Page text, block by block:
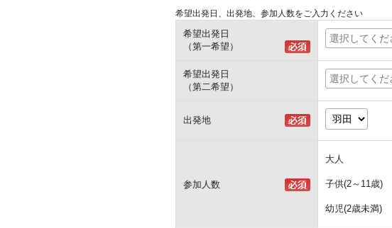
希望出発日、出発地、参加人数をご入力ください
希望出発日
（第一希望）
希望出発日
（第二希望）
出発地
参加人数
大人
子供(2～11歳)
幼児(2歳未満)